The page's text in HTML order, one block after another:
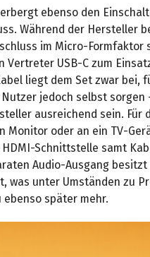
ebenso den
Während der Hersteller
im Micro-Formfaktor
Vertreter USB-C zum
liegt dem Set zwar bei,
jedoch selbst sorgen
ausreichend sein. Für
Monitor oder an ein TV-
Schnittstelle samt
Audio-Ausgang besitzt
was unter Umständen zu
später mehr.